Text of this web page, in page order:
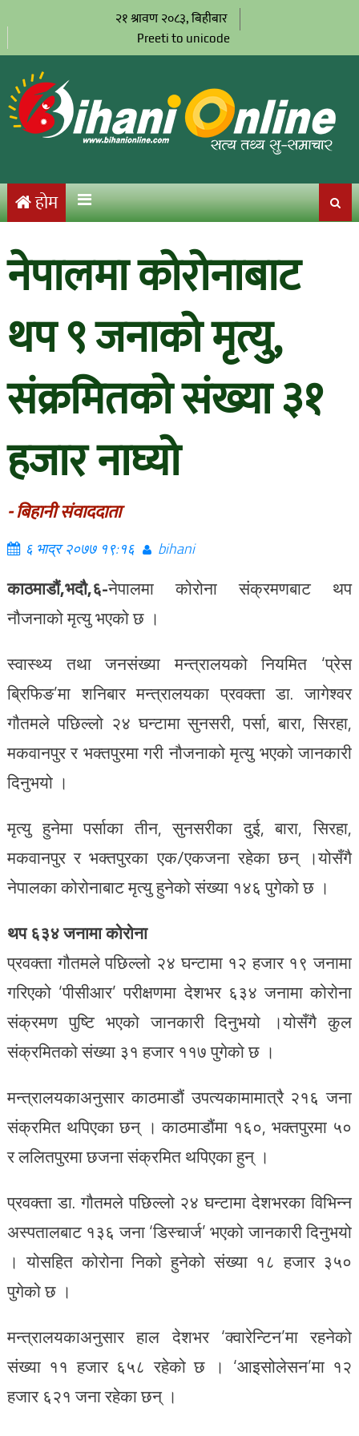
२१ श्रावण २०८३, बिहीबार
Preeti to unicode
होम
नेपालमा कोरोनाबाट
थप ९ जनाको मृत्यु,
संक्रमितको संख्या ३१
हजार नाघ्यो
- बिहानी संवाददाता
६ भाद्र २०७७ १९:१६ bihani
काठमाडौं,भदौ,६-नेपालमा कोरोना संक्रमणबाट थप
नौजनाको मृत्यु भएको छ ।
स्वास्थ्य तथा जनसंख्या मन्त्रालयको नियमित ‘प्रेस
ब्रिफिङ’मा शनिबार मन्त्रालयका प्रवक्ता डा. जागेश्वर
गौतमले पछिल्लो २४ घन्टामा सुनसरी, पर्सा, बारा, सिरहा,
मकवानपुर र भक्तपुरमा गरी नौजनाको मृत्यु भएको जानकारी
दिनुभयो ।
मृत्यु हुनेमा पर्साका तीन, सुनसरीका दुई, बारा, सिरहा,
मकवानपुर र भक्तपुरका एक/एकजना रहेका छन् ।योसँगै
नेपालका कोरोनाबाट मृत्यु हुनेको संख्या १४६ पुगेको छ ।
थप ६३४ जनामा कोरोना
प्रवक्ता गौतमले पछिल्लो २४ घन्टामा १२ हजार १९ जनामा
गरिएको ‘पीसीआर’ परीक्षणमा देशभर ६३४ जनामा कोरोना
संक्रमण पुष्टि भएको जानकारी दिनुभयो ।योसँगै कुल
संक्रमितको संख्या ३१ हजार ११७ पुगेको छ ।
मन्त्रालयकाअनुसार काठमाडौं उपत्यकामामात्रै २१६ जना
संक्रमित थपिएका छन् । काठमाडौंमा १६०, भक्तपुरमा ५०
र ललितपुरमा छजना संक्रमित थपिएका हुन् ।
प्रवक्ता डा. गौतमले पछिल्लो २४ घन्टामा देशभरका विभिन्न
अस्पतालबाट १३६ जना ‘डिस्चार्ज’ भएको जानकारी दिनुभयो
। योसहित कोरोना निको हुनेको संख्या १८ हजार ३५०
पुगेको छ ।
मन्त्रालयकाअनुसार हाल देशभर ‘क्वारेन्टिन’मा रहनेको
संख्या ११ हजार ६५८ रहेको छ । ‘आइसोलेसन’मा १२
हजार ६२१ जना रहेका छन् ।